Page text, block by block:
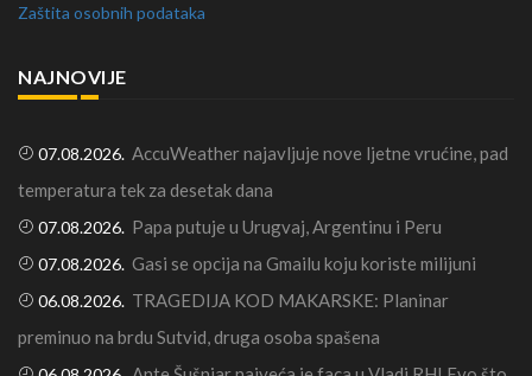
Zaštita osobnih podataka
NAJNOVIJE
07.08.2026. AccuWeather najavljuje nove ljetne vrućine, pad
temperatura tek za desetak dana
07.08.2026. Papa putuje u Urugvaj, Argentinu i Peru
07.08.2026. Gasi se opcija na Gmailu koju koriste milijuni
06.08.2026. TRAGEDIJA KOD MAKARSKE: Planinar
preminuo na brdu Sutvid, druga osoba spašena